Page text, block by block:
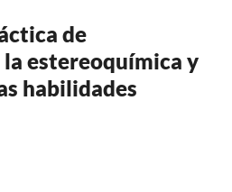
de
la estereoquímica y
habilidades